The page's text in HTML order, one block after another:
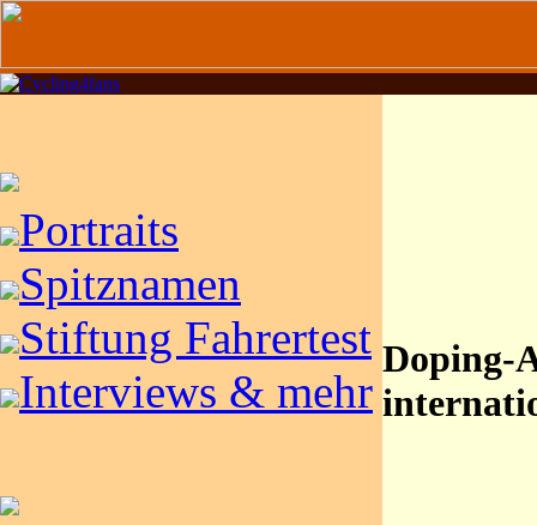
Portraits
Spitznamen
Stiftung Fahrertest
Interviews & mehr
Doping-